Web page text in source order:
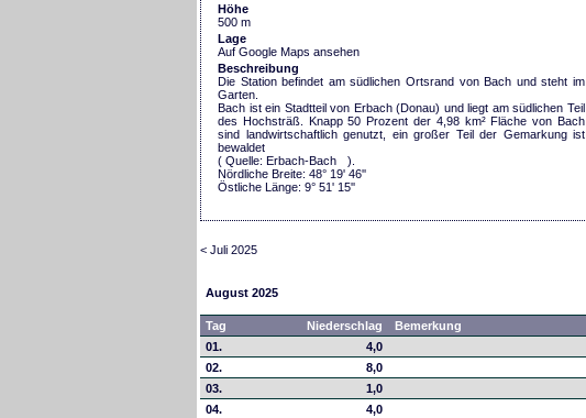
Höhe
500 m
Lage
Auf Google Maps ansehen
Beschreibung
Die Station befindet am südlichen Ortsrand von Bach und steht im
Garten.
Bach ist ein Stadtteil von Erbach (Donau) und liegt am südlichen Teil
des Hochsträß. Knapp 50 Prozent der 4,98 km² Fläche von Bach
sind landwirtschaftlich genutzt, ein großer Teil der Gemarkung ist
bewaldet
( Quelle: Erbach-Bach
).
Nördliche Breite: 48° 19' 46''
Östliche Länge: 9° 51' 15''
< Juli 2025
August 2025
Tag Niederschlag Bemerkung
01.
4,0
02.
8,0
03.
1,0
04.
4,0